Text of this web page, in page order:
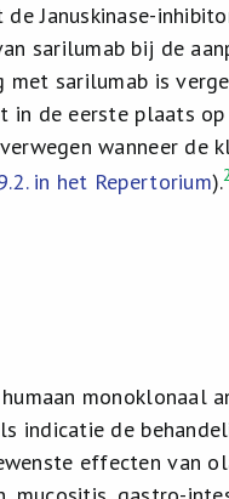
Januskinase-
sarilumab bij de
sarilumab is
in de eerste plaats
wanneer de
in het Repertorium).2
monoklonaal
indicatie de
effecten van